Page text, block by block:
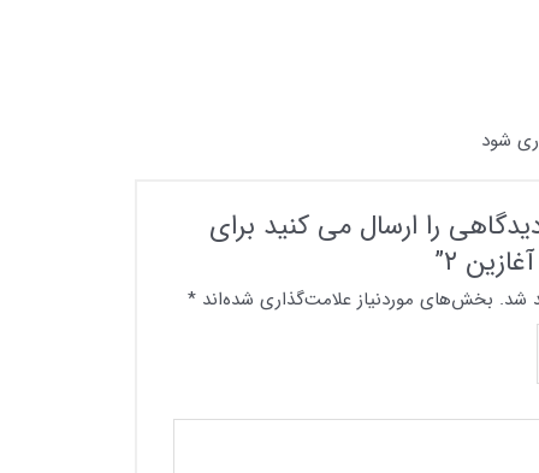
را ارسال می کنید برای
۲”
شد. بخش‌های موردنیاز علامت‌گذاری شده‌اند *